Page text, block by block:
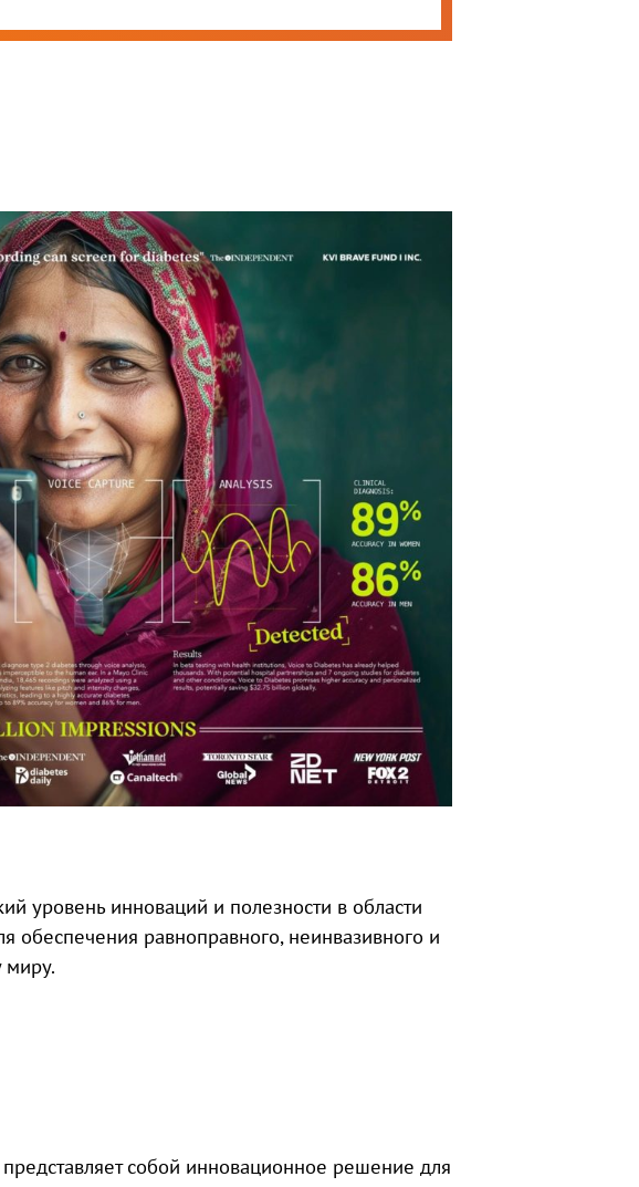
уровень инноваций и полезности в области
обеспечения равноправного, неинвазивного и
миру.
собой инновационное решение для